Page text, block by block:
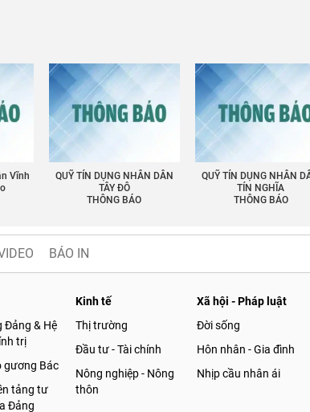
Vĩnh
QUỸ TÍN DỤNG NHÂN DÂN
TÂY ĐÔ
THÔNG BÁO
QUỸ TÍN DỤNG NHÂN
TÍN NGHĨA
THÔNG BÁO
BÁO IN
Đảng & Hệ
trị
gương Bác
tảng tư
Đảng
Kinh tế
Thị trường
Đầu tư - Tài chính
Nông nghiệp - Nông
thôn
Xã hội - Pháp luật
Đời sống
Hôn nhân - Gia đình
Nhịp cầu nhân ái